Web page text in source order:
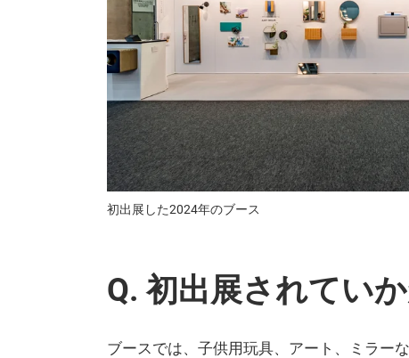
初出展した2024年のブース
Q. 初出展されてい
ブースでは、子供用玩具、アート、ミラー